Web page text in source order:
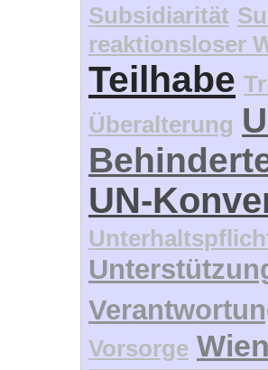
Subsidiarität
reaktionsloser
Teilhabe
Überalterung
UN-
Vorsorge